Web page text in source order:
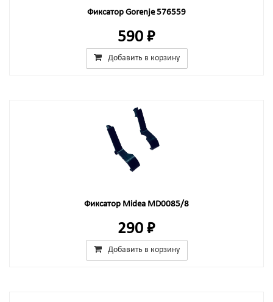
Фиксатор Gorenje 576559
590 ₽
Добавить в корзину
Фиксатор Midea MD0085/8
290 ₽
Добавить в корзину